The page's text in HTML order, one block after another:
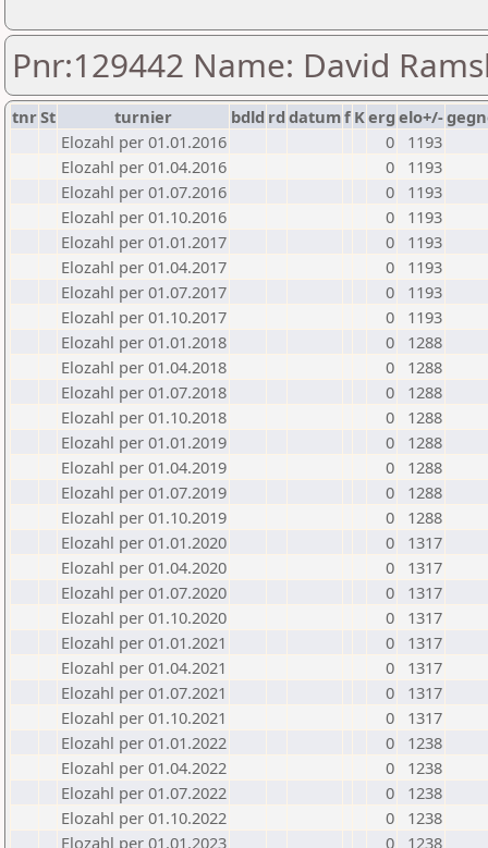
Pnr:129442 Name: David
tnrSt turnier bdld rd datumf Kerg elo+/-
Elozahl per 01.01.2016
0
1193
Elozahl per 01.04.2016
0
1193
Elozahl per 01.07.2016
0
1193
Elozahl per 01.10.2016
0
1193
Elozahl per 01.01.2017
0
1193
Elozahl per 01.04.2017
0
1193
Elozahl per 01.07.2017
0
1193
Elozahl per 01.10.2017
0
1193
Elozahl per 01.01.2018
0
1288
Elozahl per 01.04.2018
0
1288
Elozahl per 01.07.2018
0
1288
Elozahl per 01.10.2018
0
1288
Elozahl per 01.01.2019
0
1288
Elozahl per 01.04.2019
0
1288
Elozahl per 01.07.2019
0
1288
Elozahl per 01.10.2019
0
1288
Elozahl per 01.01.2020
0
1317
Elozahl per 01.04.2020
0
1317
Elozahl per 01.07.2020
0
1317
Elozahl per 01.10.2020
0
1317
Elozahl per 01.01.2021
0
1317
Elozahl per 01.04.2021
0
1317
Elozahl per 01.07.2021
0
1317
Elozahl per 01.10.2021
0
1317
Elozahl per 01.01.2022
0
1238
Elozahl per 01.04.2022
0
1238
Elozahl per 01.07.2022
0
1238
Elozahl per 01.10.2022
0
1238
Elozahl per 01.01.2023
0
1238